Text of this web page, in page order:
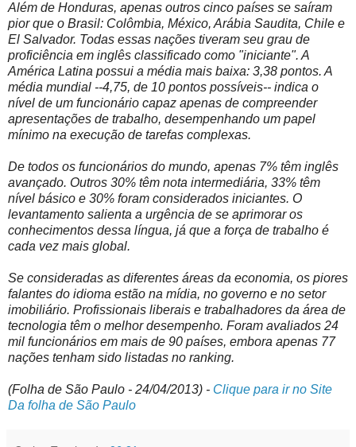
Além de Honduras, apenas outros cinco países se saíram
pior que o Brasil: Colômbia, México, Arábia Saudita, Chile e
El Salvador. Todas essas nações tiveram seu grau de
proficiência em inglês classificado como "iniciante". A
América Latina possui a média mais baixa: 3,38 pontos. A
média mundial --4,75, de 10 pontos possíveis-- indica o
nível de um funcionário capaz apenas de compreender
apresentações de trabalho, desempenhando um papel
mínimo na execução de tarefas complexas.
De todos os funcionários do mundo, apenas 7% têm inglês
avançado. Outros 30% têm nota intermediária, 33% têm
nível básico e 30% foram considerados iniciantes. O
levantamento salienta a urgência de se aprimorar os
conhecimentos dessa língua, já que a força de trabalho é
cada vez mais global.
Se consideradas as diferentes áreas da economia, os piores
falantes do idioma estão na mídia, no governo e no setor
imobiliário. Profissionais liberais e trabalhadores da área de
tecnologia têm o melhor desempenho. Foram avaliados 24
mil funcionários em mais de 90 países, embora apenas 77
nações tenham sido listadas no ranking.
(Folha de São Paulo - 24/04/2013) - Clique para ir no Site
Da folha de São Paulo